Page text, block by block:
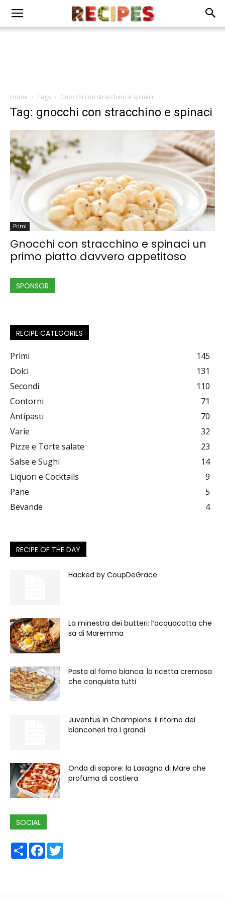
Home Tags Gnocchi con stracchino e spinaci
Tag: gnocchi con stracchino e spinaci
Primi
Gnocchi con stracchino e spinaci un
primo piatto davvero appetitoso
SPONSOR
RECIPE CATEGORIES
Primi
145
Dolci
131
Secondi
110
Contorni
71
Antipasti
70
Varie
32
Pizze e Torte salate
23
Salse e Sughi
14
Liquori e Cocktails
9
Pane
5
Bevande
4
RECIPE OF THE DAY
Hacked by CoupDeGrace
La minestra dei butteri: l’acquacotta che
sa di Maremma
Pasta al forno bianca: la ricetta cremosa
che conquista tutti
Juventus in Champions: il ritorno dei
bianconeri tra i grandi
Onda di sapore: la Lasagna di Mare che
profuma di costiera
SOCIAL
ShareFacebook